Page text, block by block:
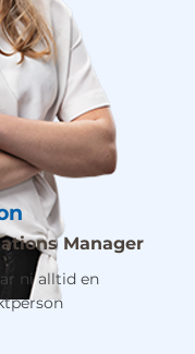
ni alltid en
Manager